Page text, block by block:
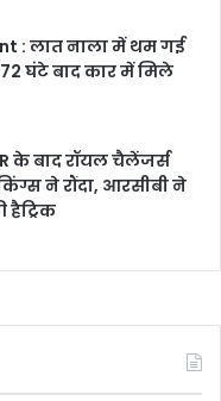
: लात नाला में थम गई
घंटे बाद कार में मिले
के बाद रॉयल चैलेंजर्स
ने रौंदा, आरसीबी ने
हैट्रिक